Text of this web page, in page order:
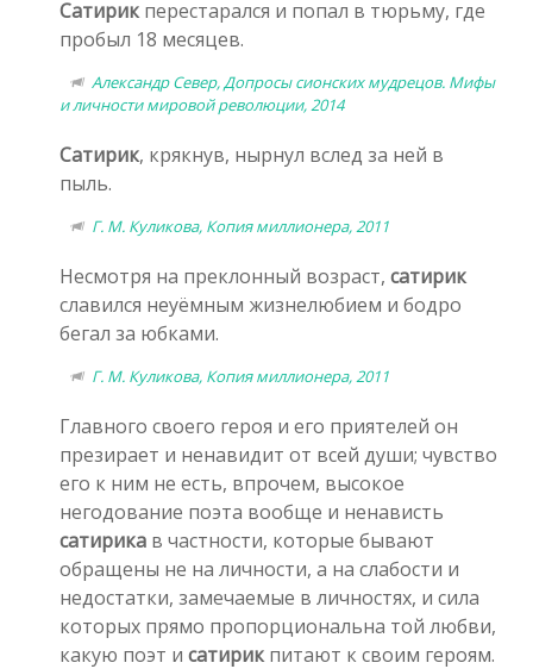
Сатирикперестарался и попал в тюрьму, где
пробыл 18 месяцев.
Александр Север, Допросы сионских мудрецов. Мифы
и личности мировой революции, 2014
Сатирик, крякнув, нырнул вслед за ней в
пыль.
Г. М. Куликова, Копия миллионера, 2011
Несмотря на преклонный возраст, сатирик
славился неуёмным жизнелюбием и бодро
бегал за юбками.
Г. М. Куликова, Копия миллионера, 2011
Главного своего героя и его приятелей он
презирает и ненавидит от всей души; чувство
его к ним не есть, впрочем, высокое
негодование поэта вообще и ненависть
сатирика в частности, которые бывают
обращены не на личности, а на слабости и
недостатки, замечаемые в личностях, и сила
которых прямо пропорциональна той любви,
какую поэт и сатирикпитают к своим героям.